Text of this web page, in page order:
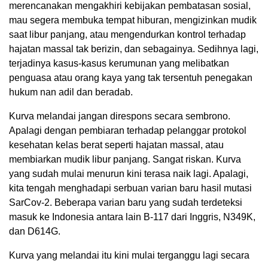
merencanakan mengakhiri kebijakan pembatasan sosial,
mau segera membuka tempat hiburan, mengizinkan mudik
saat libur panjang, atau mengendurkan kontrol terhadap
hajatan massal tak berizin, dan sebagainya. Sedihnya lagi,
terjadinya kasus-kasus kerumunan yang melibatkan
penguasa atau orang kaya yang tak tersentuh penegakan
hukum nan adil dan beradab.
Kurva melandai jangan direspons secara sembrono.
Apalagi dengan pembiaran terhadap pelanggar protokol
kesehatan kelas berat seperti hajatan massal, atau
membiarkan mudik libur panjang. Sangat riskan. Kurva
yang sudah mulai menurun kini terasa naik lagi. Apalagi,
kita tengah menghadapi serbuan varian baru hasil mutasi
SarCov-2. Beberapa varian baru yang sudah terdeteksi
masuk ke Indonesia antara lain B-117 dari Inggris, N349K,
dan D614G.
Kurva yang melandai itu kini mulai terganggu lagi secara